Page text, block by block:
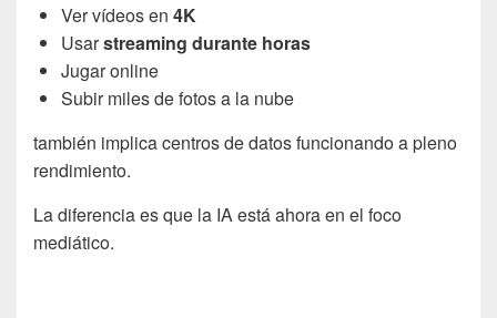
Ver vídeos en 4K
Usarstreaming durante horas
Jugar online
Subir miles de fotos a la nube
también implica centros de datos funcionando a pleno
rendimiento.
La diferencia es que la IA está ahora en el foco
mediático.